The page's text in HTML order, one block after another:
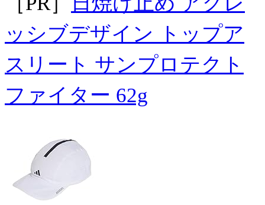
ッシブデザイン トップア
スリート サンプロテクト
ファイター 62g